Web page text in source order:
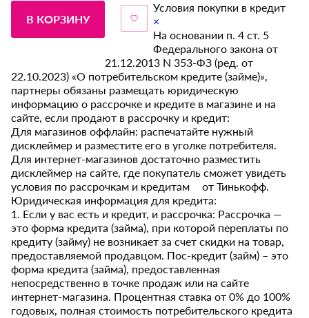
В КОРЗИНУ
Условия покупки в кредит
×
На основании п. 4 ст. 5
Федерального закона от
21.12.2013 N 353-ФЗ (ред. от
22.10.2023) «О потребительском кредите (займе)»,
партнеры обязаны размещать юридическую
информацию о рассрочке и кредите в магазине и на
сайте, если продают в рассрочку и кредит:
Для магазинов оффлайн: распечатайте нужный
дисклеймер и разместите его в уголке потребителя.
Для интернет-магазинов достаточно разместить
дисклеймер на сайте, где покупатель сможет увидеть
условия по рассрочкам и кредитам от Тинькофф.
Юридическая информация для кредита:
1. Если у вас есть и кредит, и рассрочка: Рассрочка —
это форма кредита (займа), при которой переплаты по
кредиту (займу) не возникает за счет скидки на товар,
предоставляемой продавцом. Пос-кредит (займ) – это
форма кредита (займа), предоставленная
непосредственно в точке продаж или на сайте
интернет-магазина. Процентная ставка от 0% до 100%
годовых, полная стоимость потребительского кредита